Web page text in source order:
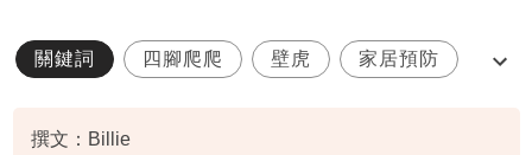
關鍵詞 四腳爬爬 壁虎 家居預防
撰文：Billie